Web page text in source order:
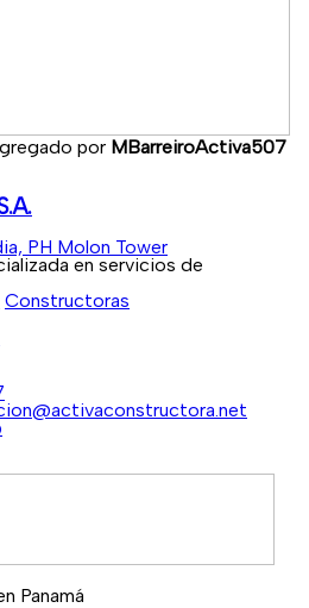
por MBarreiroActiva507
PH Molon Tower
en servicios de
Constructoras
Panamá